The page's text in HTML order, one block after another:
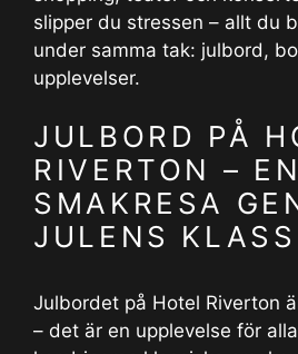
slipper du stressen – allt du
under samma tak: julbord,
upplevelser.
JULBORD PÅ
RIVERTON – EN
SMAKRESA
JULENS
Julbordet på Hotel Riverton
– det är en upplevelse för